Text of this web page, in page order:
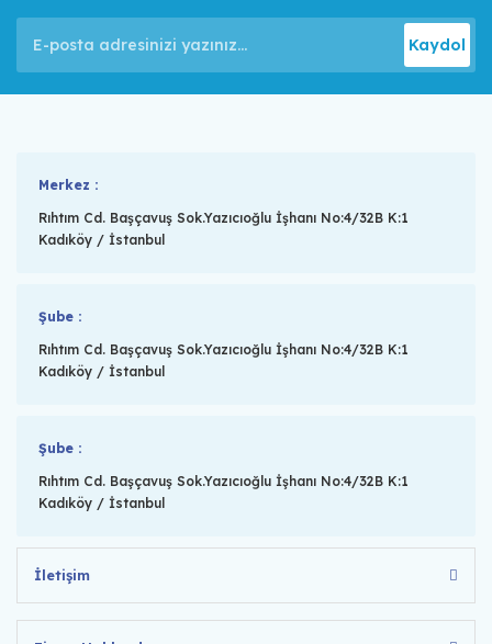
Kaydol
Merkez :
Rıhtım Cd. Başçavuş Sok.Yazıcıoğlu İşhanı No:4/32B K:1
Kadıköy / İstanbul
Şube :
Rıhtım Cd. Başçavuş Sok.Yazıcıoğlu İşhanı No:4/32B K:1
Kadıköy / İstanbul
Şube :
Rıhtım Cd. Başçavuş Sok.Yazıcıoğlu İşhanı No:4/32B K:1
Kadıköy / İstanbul
İletişim